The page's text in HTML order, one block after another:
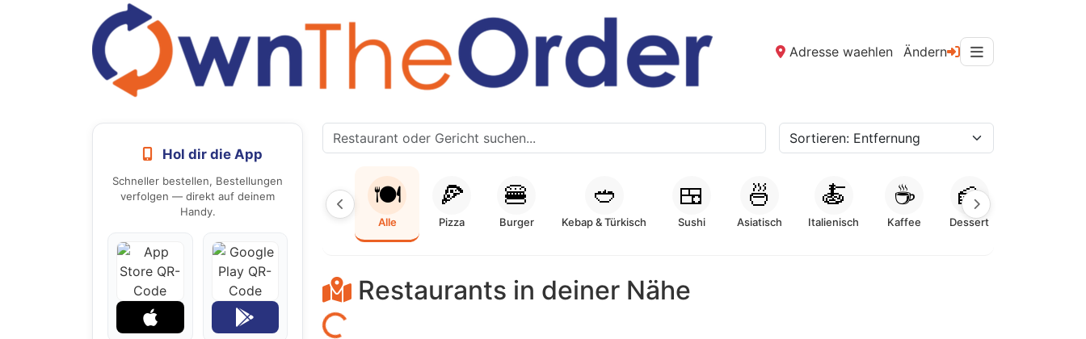
Adresse waehlen Ändern
Hol dir die App
Schneller bestellen, Bestellungen
verfolgen — direkt auf deinem
Handy.
🍽️
Alle
🍕
Pizza
🍔
Burger
🥙
Kebap & Türkisch
🍱
Sushi
🍜
Asiatisch
🍝
Italienisch
☕
Kaffee
🍰
Dessert
Restaurants in deiner Nähe
Laden...